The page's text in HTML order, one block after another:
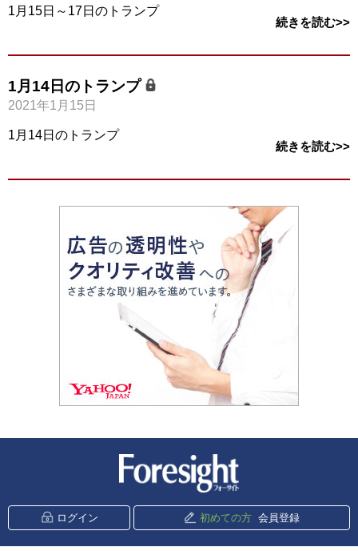
1月15日～17日のトランプ
続きを読む>>
1月14日のトランプ
2021年1月15日
1月14日のトランプ
続きを読む>>
ログイン 初めての方 会員登録